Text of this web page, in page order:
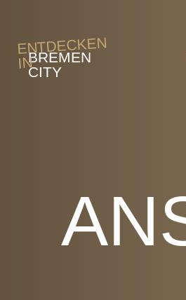
ENTDECKEN
INBREMEN
CITY